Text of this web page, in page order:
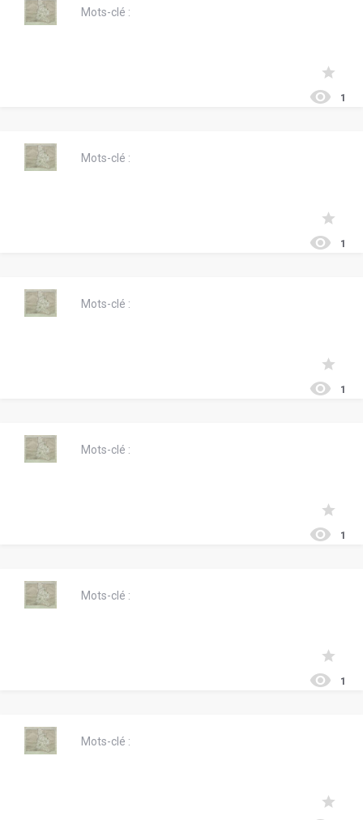
Mots-clé :
1
Mots-clé :
1
Mots-clé :
1
Mots-clé :
1
Mots-clé :
1
Mots-clé :